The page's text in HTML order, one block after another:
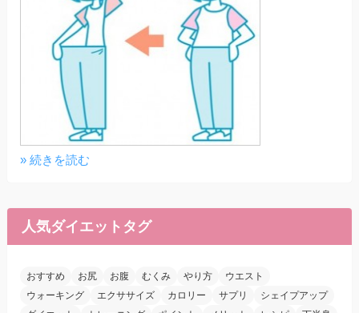
» 続きを読む
人気ダイエットタグ
おすすめ お尻 お腹 むくみ やり方
ウエスト
ウォーキング
エクササイズ カロリー サプリ
シェイプアップ